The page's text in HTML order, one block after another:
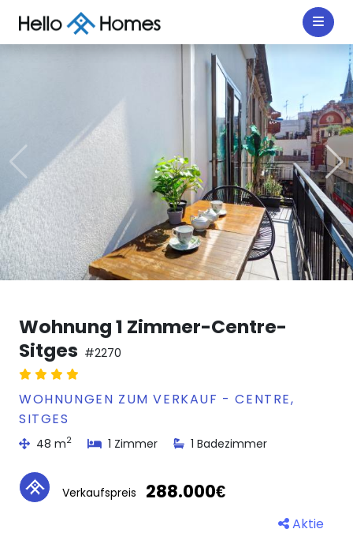
Wohnung 1 Zimmer-Centre-
Sitges #2270
WOHNUNGEN ZUM VERKAUF - CENTRE,
SITGES
48 m2 1 Zimmer 1 Badezimmer
Verkaufspreis 288.000€
Aktie